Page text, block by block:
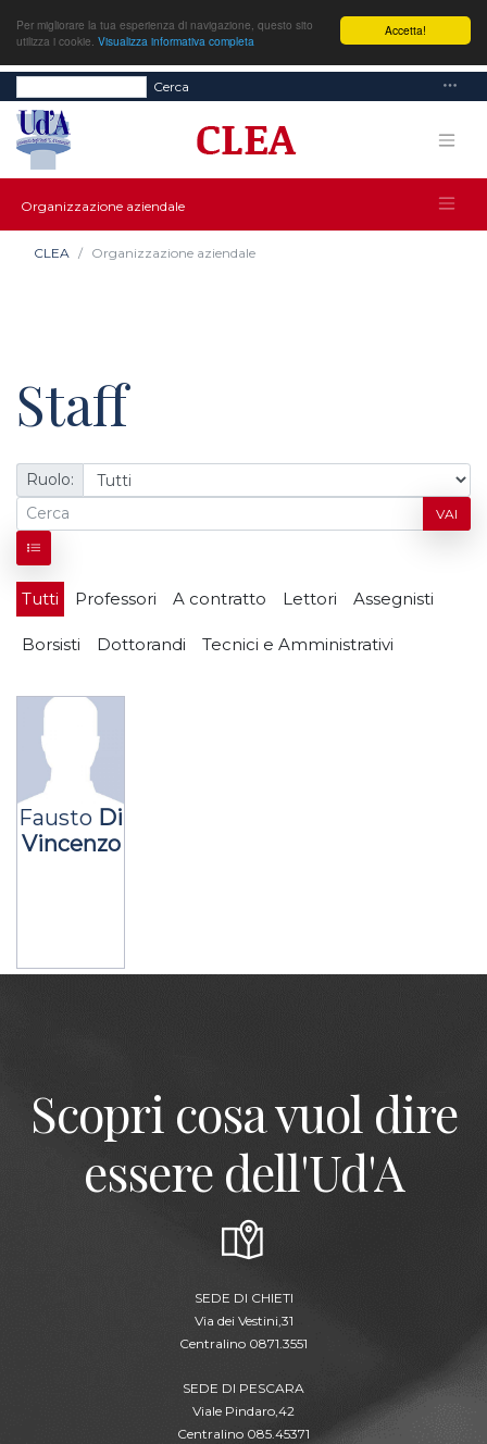
Accetta!
Per migliorare la tua esperienza di navigazione, questo sito
utilizza i cookie. Visualizza informativa completa
Cerca
Organizzazione aziendale
CLEA Organizzazione aziendale
Staff
Ruolo:
VAI
Tutti Professori A contratto Lettori Assegnisti
Borsisti Dottorandi Tecnici e Amministrativi
Fausto Di
Vincenzo
Scopri cosa vuol dire
essere dell'Ud'A
SEDE DI CHIETI
Via dei Vestini,31
Centralino 0871.3551
SEDE DI PESCARA
Viale Pindaro,42
Centralino 085.45371